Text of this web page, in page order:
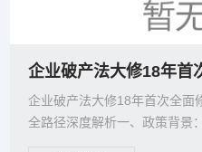
企业破产法大修18年首次全面
全路径深度解析一、政策背景